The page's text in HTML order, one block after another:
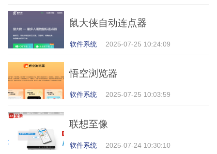
鼠大侠自动连点器
软件系统 2025-07-25 10:24:09
悟空浏览器
软件系统 2025-07-25 10:03:59
联想至像
软件系统 2025-07-24 10:30:10